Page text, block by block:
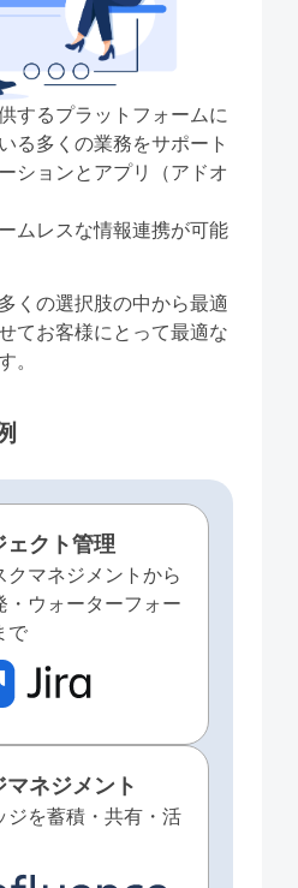
するプラットフォームに
る多くの業務をサポート
ションとアプリ（アドオ
ムレスな情報連携が可能
くの選択肢の中から最適
てお客様にとって最適な
。
ェクト管理
クマネジメントから
・ウォーターフォー
で
マネジメント
ジを蓄積・共有・活